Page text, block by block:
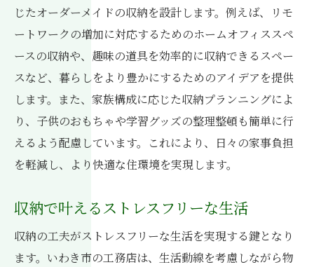
じたオーダーメイドの収納を設計します。例えば、リモ
ートワークの増加に対応するためのホームオフィススペ
ースの収納や、趣味の道具を効率的に収納できるスペー
スなど、暮らしをより豊かにするためのアイデアを提供
します。また、家族構成に応じた収納プランニングによ
り、子供のおもちゃや学習グッズの整理整頓も簡単に行
えるよう配慮しています。これにより、日々の家事負担
を軽減し、より快適な住環境を実現します。
収納で叶えるストレスフリーな生活
収納の工夫がストレスフリーな生活を実現する鍵となり
ます。いわき市の工務店は、生活動線を考慮しながら物